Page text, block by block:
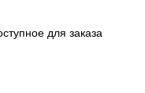
для заказа